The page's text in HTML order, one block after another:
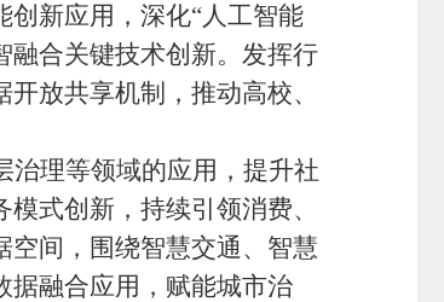
创新应用，深化“人工智能
融合关键技术创新。发挥行
放共享机制，推动高校、
治理等领域的应用，提升社
式创新，持续引领消费、
空间，围绕智慧交通、智慧
据融合应用，赋能城市治